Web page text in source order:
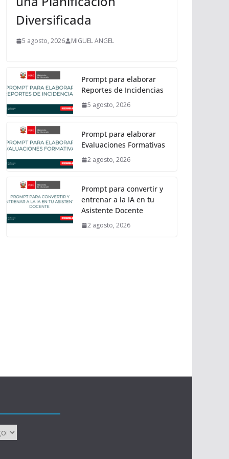
Diversificada
5 agosto, 2026 MIGUEL ANGEL
Prompt para elaborar
Reportes de Incidencias
5 agosto, 2026
Prompt para elaborar
Evaluaciones Formativas
2 agosto, 2026
Prompt para convertir y
entrenar a la IA en tu
Asistente Docente
2 agosto, 2026